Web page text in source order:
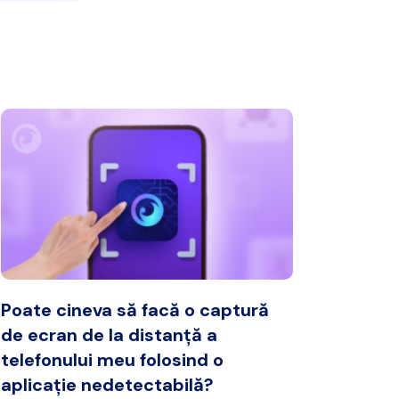
Poate cineva să facă o captură
de ecran de la distanță a
telefonului meu folosind o
aplicație nedetectabilă?